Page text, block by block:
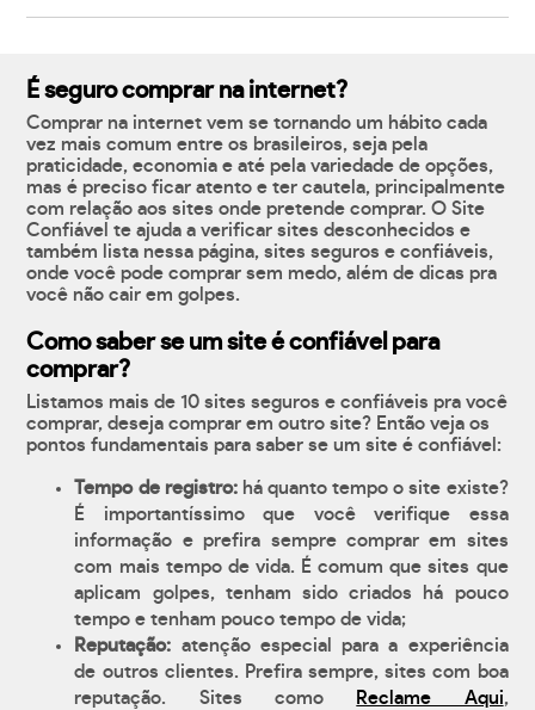
É seguro comprar na internet?
Comprar na internet vem se tornando um hábito cada
vez mais comum entre os brasileiros, seja pela
praticidade, economia e até pela variedade de opções,
mas é preciso ficar atento e ter cautela, principalmente
com relação aos sites onde pretende comprar. O Site
Confiável te ajuda a verificar sites desconhecidos e
também lista nessa página, sites seguros e confiáveis,
onde você pode comprar sem medo, além de dicas pra
você não cair em golpes.
Como saber se um site é confiável para
comprar?
Listamos mais de 10 sites seguros e confiáveis pra você
comprar, deseja comprar em outro site? Então veja os
pontos fundamentais para saber se um site é confiável:
Tempo de registro:há quanto tempo o site existe?
É importantíssimo que você verifique essa
informação e prefira sempre comprar em sites
com mais tempo de vida. É comum que sites que
aplicam golpes, tenham sido criados há pouco
tempo e tenham pouco tempo de vida;
Reputação: atenção especial para a experiência
de outros clientes. Prefira sempre, sites com boa
reputação. Sites como
Reclame Aqui,